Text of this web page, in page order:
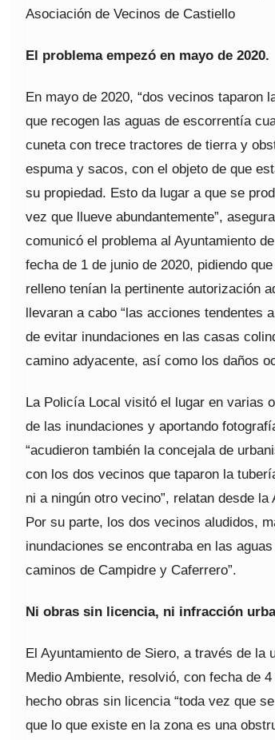
Asociación de Vecinos de Castiello
El problema empezó en mayo de 2020.
En mayo de 2020, “dos vecinos taparon
que recogen las aguas de escorrentía
cuneta con trece tractores de tierra y
espuma y sacos, con el objeto de que
su propiedad. Esto da lugar a que se
vez que llueve abundantemente”,
comunicó el problema al Ayuntamiento
fecha de 1 de junio de 2020, pidiendo
relleno tenían la pertinente autorización
llevaran a cabo “las acciones tendentes
de evitar inundaciones en las casas
camino adyacente, así como los daños
La Policía Local visitó el lugar en varias
de las inundaciones y aportando
“acudieron también la concejala de
con los dos vecinos que taparon la
ni a ningún otro vecino”, relatan desde
Por su parte, los dos vecinos aludidos,
inundaciones se encontraba en las
caminos de Campidre y Caferrero”.
Ni obras sin licencia, ni infracción
El Ayuntamiento de Siero, a través de la
Medio Ambiente, resolvió, con fecha de
hecho obras sin licencia “toda vez que
que lo que existe en la zona es una